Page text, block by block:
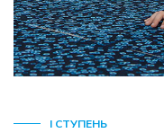
I СТУПЕНЬ